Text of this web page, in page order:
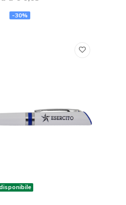
-30%
disponibile